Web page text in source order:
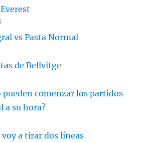
vs Pasta Normal
de Bellvitge
pueden comenzar los partidos
a su hora?
a tirar dos líneas